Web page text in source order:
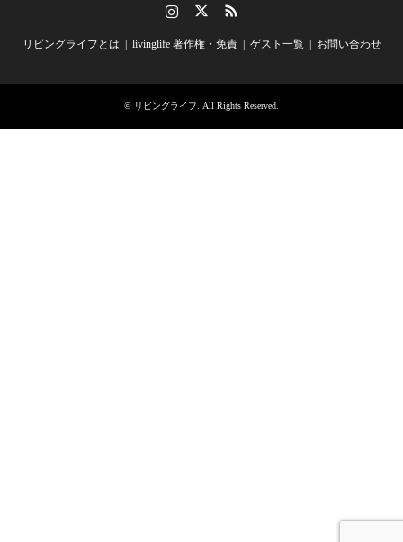
リビングライフとは livinglife 著作権・免責 ゲスト一覧 お問い合わせ
© リビングライフ . All Rights Reserved.